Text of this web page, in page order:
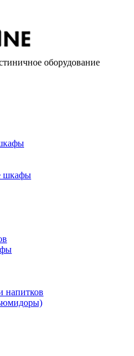
оборудование
шкафы
напитков